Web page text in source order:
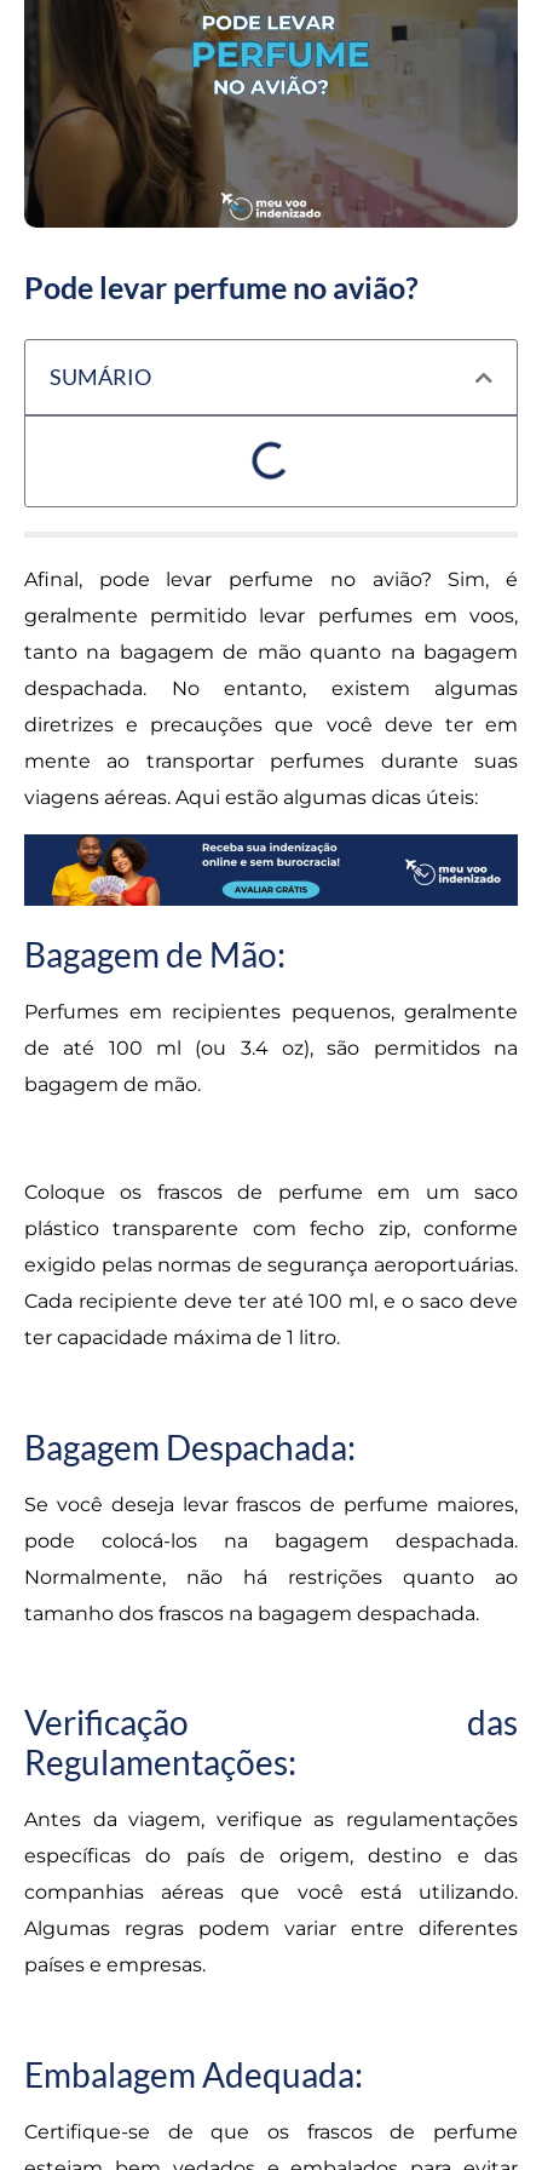
Pode levar perfume no avião?
SUMÁRIO
Afinal, pode levar perfume no avião? Sim, é
geralmente permitido levar perfumes em voos,
tanto na bagagem de mão quanto na bagagem
despachada. No entanto, existem algumas
diretrizes e precauções que você deve ter em
mente ao transportar perfumes durante suas
viagens aéreas. Aqui estão algumas dicas úteis:
Bagagem de Mão:
Perfumes em recipientes pequenos, geralmente
de até 100 ml (ou 3.4 oz), são permitidos na
bagagem de mão.
Coloque os frascos de perfume em um saco
plástico transparente com fecho zip, conforme
exigido pelas normas de segurança aeroportuárias.
Cada recipiente deve ter até 100 ml, e o saco deve
ter capacidade máxima de 1 litro.
Bagagem Despachada:
Se você deseja levar frascos de perfume maiores,
pode colocá-los na bagagem despachada.
Normalmente, não há restrições quanto ao
tamanho dos frascos na bagagem despachada.
Verificação das
Regulamentações:
Antes da viagem, verifique as regulamentações
específicas do país de origem, destino e das
companhias aéreas que você está utilizando.
Algumas regras podem variar entre diferentes
países e empresas.
Embalagem Adequada:
Certifique-se de que os frascos de perfume